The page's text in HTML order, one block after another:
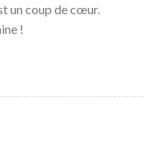
un coup de cœur.
!